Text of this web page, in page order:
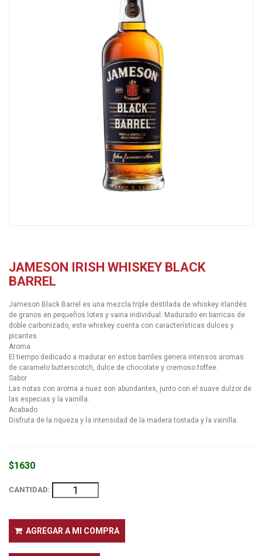
JAMESON IRISH WHISKEY BLACK
BARREL
Jameson Black Barrel es una mezcla triple destilada de whiskey irlandés
de granos en pequeños lotes y vaina individual. Madurado en barricas de
doble carbonizado, este whiskey cuenta con características dulces y
picantes.
Aroma
El tiempo dedicado a madurar en estos barriles genera intensos aromas
de caramelo butterscotch, dulce de chocolate y cremoso toffee.
Sabor
Las notas con aroma a nuez son abundantes, junto con el suave dulzor de
las especias y la vainilla.
Acabado
Disfruta de la riqueza y la intensidad de la madera tostada y la vainilla.
$1630
CANTIDAD:
AGREGAR A MI COMPRA